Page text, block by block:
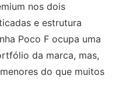
nos dois
e estrutura
Poco F ocupa uma
da marca, mas,
do que muitos